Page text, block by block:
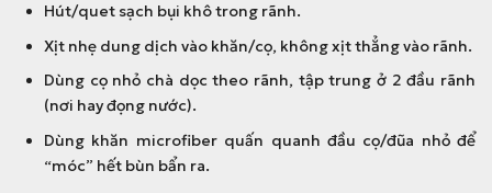
.
0
0
.
:
1
6
0
Hút/quet sạch bụi khô trong rãnh.
Xịt nhẹ dung dịch vào khăn/cọ, không xịt thẳng vào rãnh.
Dùng cọ nhỏ chà dọc theo rãnh, tập trung ở 2 đầu rãnh
(nơi hay đọng nước).
Dùng khăn microfiber quấn quanh đầu cọ/đũa nhỏ để
“móc” hết bùn bẩn ra.